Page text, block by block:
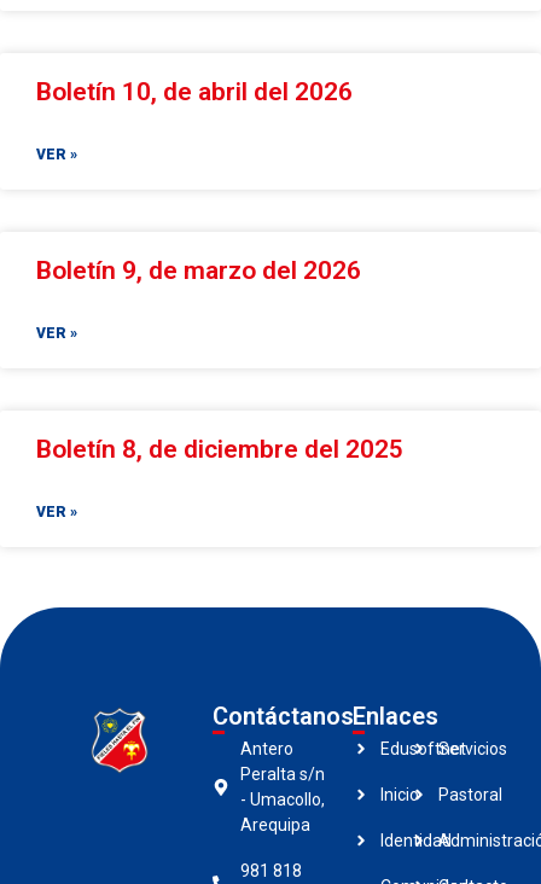
Boletín 10, de abril del 2026
VER »
Boletín 9, de marzo del 2026
VER »
Boletín 8, de diciembre del 2025
VER »
Contáctanos
Antero
Peralta s/n
- Umacollo,
Arequipa
981 818
Enlaces
Edusoftnet
Inicio
Identidad
Servicios
Pastoral